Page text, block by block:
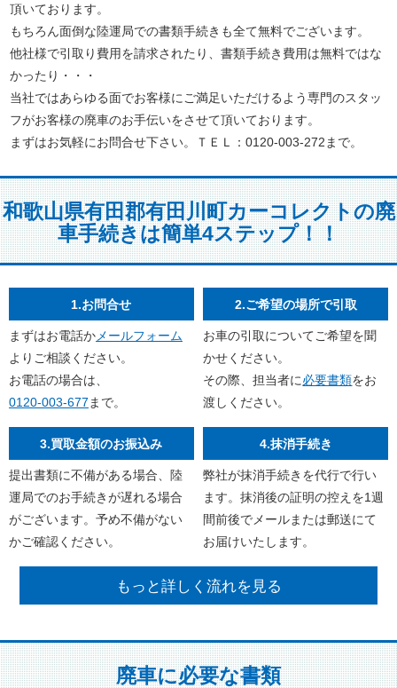
頂いております。
もちろん面倒な陸運局での書類手続きも全て無料でございます。
他社様で引取り費用を請求されたり、書類手続き費用は無料ではな
かったり・・・
当社ではあらゆる面でお客様にご満足いただけるよう専門のスタッ
フがお客様の廃車のお手伝いをさせて頂いております。
まずはお気軽にお問合せ下さい。ＴＥＬ：0120-003-272まで。
和歌山県有田郡有田川町カーコレクトの廃
車手続きは簡単4ステップ！！
1.お問合せ
まずはお電話かメールフォーム
よりご相談ください。
お電話の場合は、
0120-003-677 まで。
2.ご希望の場所で引取
お車の引取についてご希望を聞
かせください。
その際、担当者に必要書類をお
渡しください。
3.買取金額のお振込み
提出書類に不備がある場合、陸
運局でのお手続きが遅れる場合
がございます。予め不備がない
かご確認ください。
4.抹消手続き
弊社が抹消手続きを代行で行い
ます。抹消後の証明の控えを1週
間前後でメールまたは郵送にて
お届けいたします。
もっと詳しく流れを見る
廃車に必要な書類